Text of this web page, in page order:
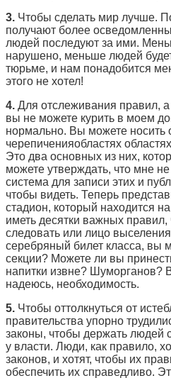
3. Чтобы сделать мир лучше.
получают более
людей последуют за ими.
нарушено, меньше людей
тюрьме, и нам понадобится
этого не хотел!
4. Для отслеживания правил,
вы не можете курить в моем
нормально. Вы можете носить
черепиченияобластях
Это два основных из них,
можете утверждать, что мне
система для записи этих и
чтобы видеть. Теперь
стадион, который находится
иметь десятки важных правил,
следовать или лицо
серебряный билет класса, вы
секции? Можете ли вы
напитки извне? Шуморганов?
надеюсь, необходимость.
5. Чтобы оттолкнуться от
правительства упорно
законы, чтобы держать людей
у власти. Люди, как правило,
законов, и хотят, чтобы их
обеспечить их справедливо.